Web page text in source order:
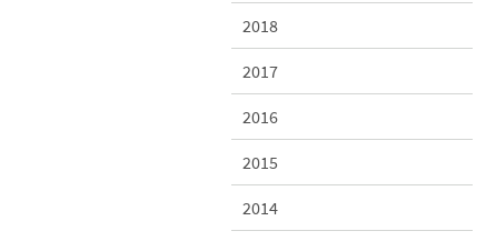
2018
2017
2016
2015
2014